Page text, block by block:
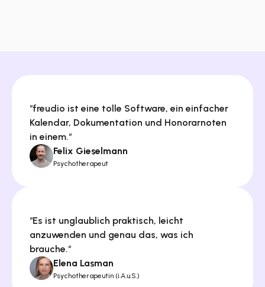
"Es ist unglaublich praktisch, leicht
anzuwenden und genau das, was ich
brauche."
Elena Lasman
Psychotherapeutin (i.A.u.S.)
"freudio ist eine tolle Software, ein einfacher
Kalendar, Dokumentation und Honorarnoten
in einem."
Felix Gieselmann
Psychotherapeut